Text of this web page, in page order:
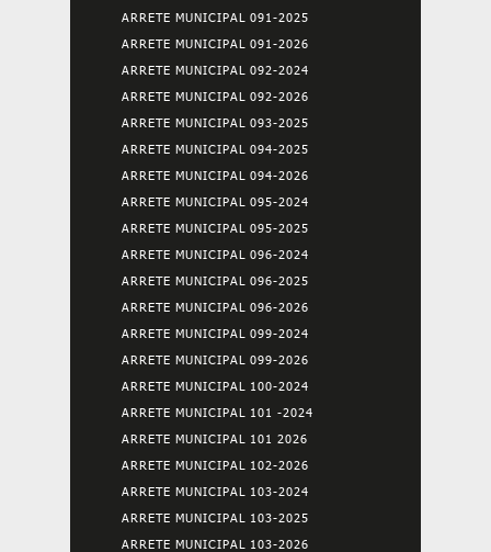
ARRETE MUNICIPAL 091-2025
ARRETE MUNICIPAL 091-2026
ARRETE MUNICIPAL 092-2024
ARRETE MUNICIPAL 092-2026
ARRETE MUNICIPAL 093-2025
ARRETE MUNICIPAL 094-2025
ARRETE MUNICIPAL 094-2026
ARRETE MUNICIPAL 095-2024
ARRETE MUNICIPAL 095-2025
ARRETE MUNICIPAL 096-2024
ARRETE MUNICIPAL 096-2025
ARRETE MUNICIPAL 096-2026
ARRETE MUNICIPAL 099-2024
ARRETE MUNICIPAL 099-2026
ARRETE MUNICIPAL 100-2024
ARRETE MUNICIPAL 101 -2024
ARRETE MUNICIPAL 101 2026
ARRETE MUNICIPAL 102-2026
ARRETE MUNICIPAL 103-2024
ARRETE MUNICIPAL 103-2025
ARRETE MUNICIPAL 103-2026